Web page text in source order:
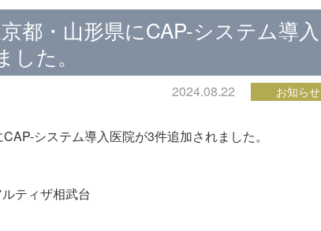
都・山形県にCAP-システム導入
た。
2024.08.22 お知らせ
システム導入医院が3件追加されました。
ティザ相武台